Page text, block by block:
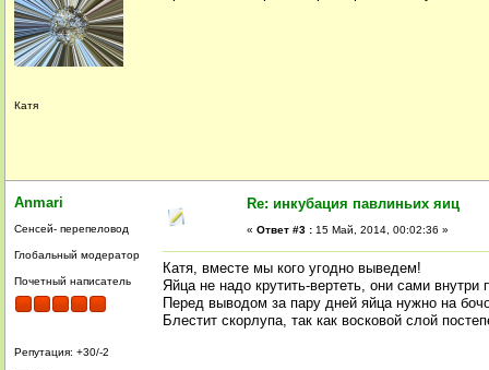
Катя
Anmari
Сенсей- перепеловод
Глобальный модератор
Почетный написатель
Репутация: +30/-2
Re: инкубация павлиньих яиц
« Ответ #3 : 15 Май, 2014, 00:02:36 »
Катя, вместе мы кого угодно выведем!
Яйца не надо крутить-вертеть, они сами
Перед выводом за пару дней яйца нужно на
Блестит скорлупа, так как восковой слой